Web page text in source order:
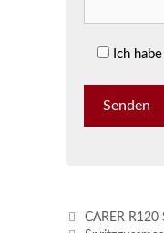
Ich
CARER